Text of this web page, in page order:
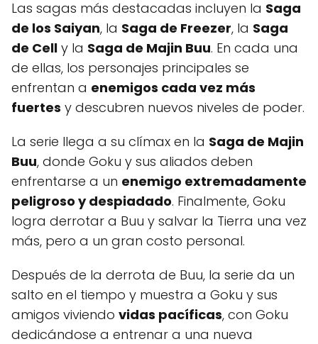
Las sagas más destacadas incluyen la Saga
de los Saiyan, la Saga de Freezer, la Saga
de Cell y la Saga de Majin Buu. En cada una
de ellas, los personajes principales se
enfrentan a enemigos cada vez más
fuertes y descubren nuevos niveles de poder.
La serie llega a su clímax en la Saga de Majin
Buu, donde Goku y sus aliados deben
enfrentarse a un enemigo extremadamente
peligroso y despiadado. Finalmente, Goku
logra derrotar a Buu y salvar la Tierra una vez
más, pero a un gran costo personal.
Después de la derrota de Buu, la serie da un
salto en el tiempo y muestra a Goku y sus
amigos viviendo vidas pacíficas, con Goku
dedicándose a entrenar a una nueva